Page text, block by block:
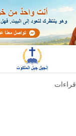
قراءات